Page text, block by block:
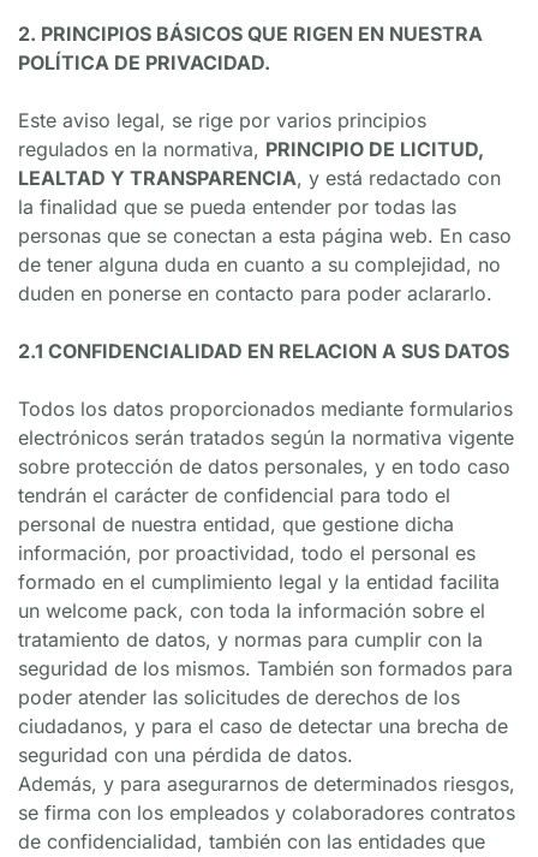
2. PRINCIPIOS BÁSICOS QUE RIGEN EN NUESTRA
POLÍTICA DE PRIVACIDAD.
Este aviso legal, se rige por varios principios
regulados en la normativa, PRINCIPIO DE LICITUD,
LEALTAD Y TRANSPARENCIA, y está redactado con
la finalidad que se pueda entender por todas las
personas que se conectan a esta página web. En caso
de tener alguna duda en cuanto a su complejidad, no
duden en ponerse en contacto para poder aclararlo.
2.1 CONFIDENCIALIDAD EN RELACION A SUS DATOS
Todos los datos proporcionados mediante formularios
electrónicos serán tratados según la normativa vigente
sobre protección de datos personales, y en todo caso
tendrán el carácter de confidencial para todo el
personal de nuestra entidad, que gestione dicha
información, por proactividad, todo el personal es
formado en el cumplimiento legal y la entidad facilita
un welcome pack, con toda la información sobre el
tratamiento de datos, y normas para cumplir con la
seguridad de los mismos. También son formados para
poder atender las solicitudes de derechos de los
ciudadanos, y para el caso de detectar una brecha de
seguridad con una pérdida de datos.
Además, y para asegurarnos de determinados riesgos,
se firma con los empleados y colaboradores contratos
de confidencialidad, también con las entidades que